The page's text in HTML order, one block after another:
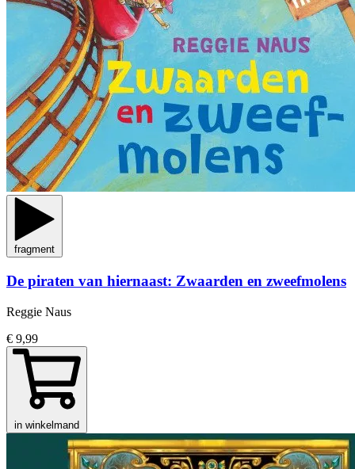
fragment
De piraten van hiernaast: Zwaarden en zweefmolens
Reggie Naus
€ 9,99
in winkelmand